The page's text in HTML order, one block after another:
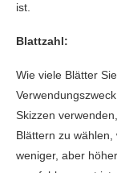
ist.
Blattzahl:
Wie viele Blätter
Skizzen
Blättern zu
weniger, aber